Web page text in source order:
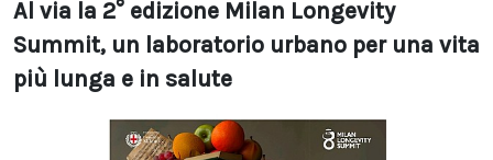
Al via la 2° edizione Milan Longevity
Summit, un laboratorio urbano per una vita
più lunga e in salute